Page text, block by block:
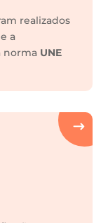
realizados
a
norma UNE